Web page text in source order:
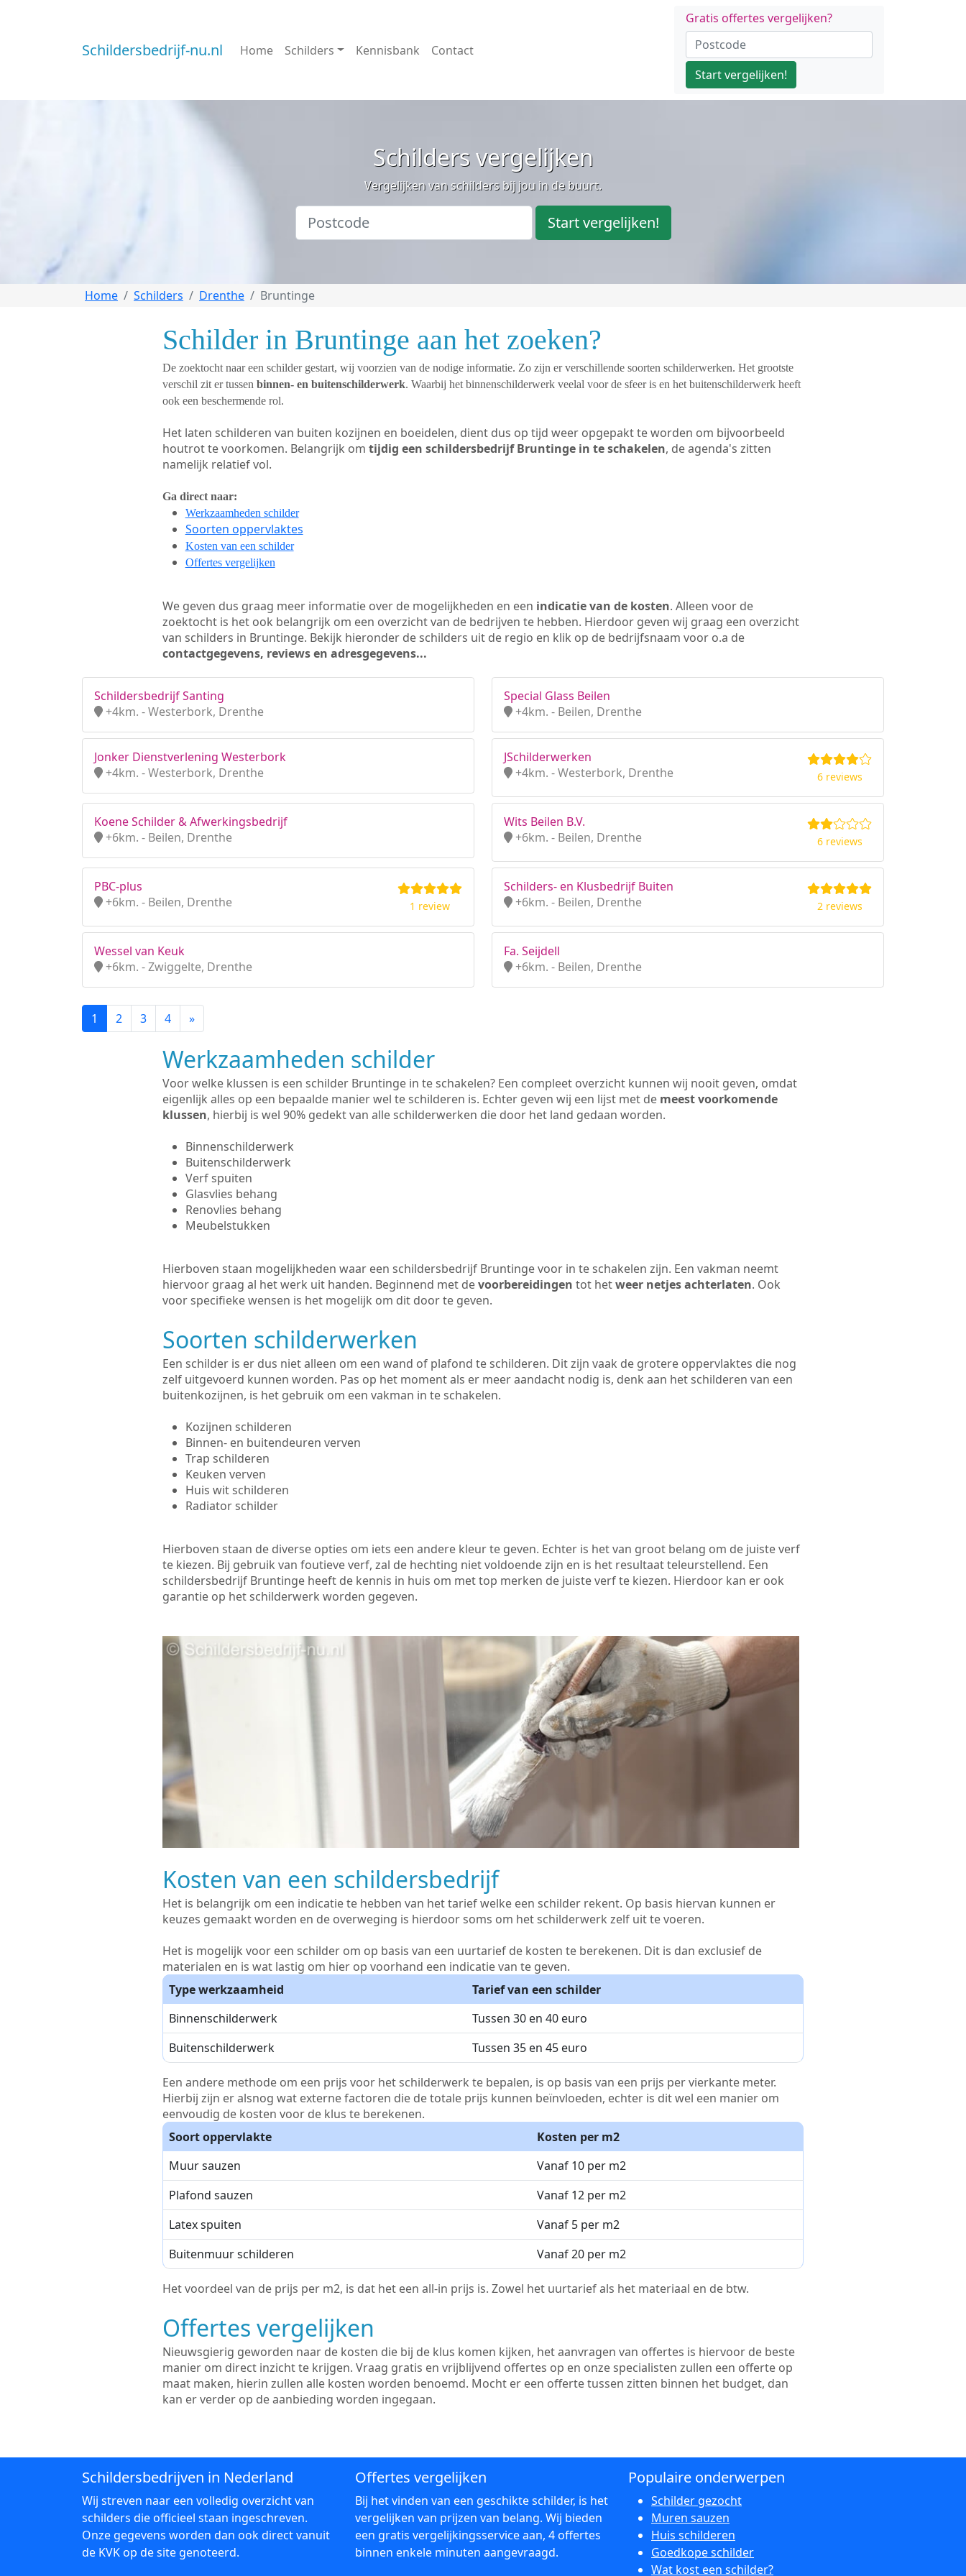
Schildersbedrijf-nu.nl Home Schilders Kennisbank Contact
Gratis offertes vergelijken?
Start vergelijken!
Schilders vergelijken
Vergelijken van schilders bij jou in de buurt.
Start vergelijken!
Home Schilders Drenthe Bruntinge
Schilder in Bruntinge aan het zoeken?
De zoektocht naar een schilder gestart, wij voorzien van de nodige informatie. Zo zijn er verschillende soorten schilderwerken. Het grootste
verschil zit er tussen binnen- en buitenschilderwerk. Waarbij het binnenschilderwerk veelal voor de sfeer is en het buitenschilderwerk heeft
ook een beschermende rol.
Het laten schilderen van buiten kozijnen en boeidelen, dient dus op tijd weer opgepakt te worden om bijvoorbeeld
houtrot te voorkomen. Belangrijk om tijdig een schildersbedrijf Bruntinge in te schakelen, de agenda's zitten
namelijk relatief vol.
Ga direct naar:
Werkzaamheden schilder
Soorten oppervlaktes
Kosten van een schilder
Offertes vergelijken
We geven dus graag meer informatie over de mogelijkheden en een indicatie van de kosten. Alleen voor de
zoektocht is het ook belangrijk om een overzicht van de bedrijven te hebben. Hierdoor geven wij graag een overzicht
van schilders in Bruntinge. Bekijk hieronder de schilders uit de regio en klik op de bedrijfsnaam voor o.a de
contactgegevens, reviews en adresgegevens...
Schildersbedrijf Santing
+4km. - Westerbork, Drenthe
Special Glass Beilen
+4km. - Beilen, Drenthe
Jonker Dienstverlening Westerbork
+4km. - Westerbork, Drenthe
JSchilderwerken
+4km. - Westerbork, Drenthe
6 reviews
Koene Schilder & Afwerkingsbedrijf
+6km. - Beilen, Drenthe
Wits Beilen B.V.
+6km. - Beilen, Drenthe
6 reviews
PBC-plus
+6km. - Beilen, Drenthe
1 review
Schilders- en Klusbedrijf Buiten
+6km. - Beilen, Drenthe
2 reviews
Wessel van Keuk
+6km. - Zwiggelte, Drenthe
Fa. Seijdell
+6km. - Beilen, Drenthe
1 2 3 4 »
Werkzaamheden schilder
Voor welke klussen is een schilder Bruntinge in te schakelen? Een compleet overzicht kunnen wij nooit geven, omdat
eigenlijk alles op een bepaalde manier wel te schilderen is. Echter geven wij een lijst met de meest voorkomende
klussen, hierbij is wel 90% gedekt van alle schilderwerken die door het land gedaan worden.
Binnenschilderwerk
Buitenschilderwerk
Verf spuiten
Glasvlies behang
Renovlies behang
Meubelstukken
Hierboven staan mogelijkheden waar een schildersbedrijf Bruntinge voor in te schakelen zijn. Een vakman neemt
hiervoor graag al het werk uit handen. Beginnend met devoorbereidingen tot hetweer netjes achterlaten. Ook
voor specifieke wensen is het mogelijk om dit door te geven.
Soorten schilderwerken
Een schilder is er dus niet alleen om een wand of plafond te schilderen. Dit zijn vaak de grotere oppervlaktes die nog
zelf uitgevoerd kunnen worden. Pas op het moment als er meer aandacht nodig is, denk aan het schilderen van een
buitenkozijnen, is het gebruik om een vakman in te schakelen.
Kozijnen schilderen
Binnen- en buitendeuren verven
Trap schilderen
Keuken verven
Huis wit schilderen
Radiator schilder
Hierboven staan de diverse opties om iets een andere kleur te geven. Echter is het van groot belang om de juiste verf
te kiezen. Bij gebruik van foutieve verf, zal de hechting niet voldoende zijn en is het resultaat teleurstellend. Een
schildersbedrijf Bruntinge heeft de kennis in huis om met top merken de juiste verf te kiezen. Hierdoor kan er ook
garantie op het schilderwerk worden gegeven.
Kosten van een schildersbedrijf
Het is belangrijk om een indicatie te hebben van het tarief welke een schilder rekent. Op basis hiervan kunnen er
keuzes gemaakt worden en de overweging is hierdoor soms om het schilderwerk zelf uit te voeren.
Het is mogelijk voor een schilder om op basis van een uurtarief de kosten te berekenen. Dit is dan exclusief de
materialen en is wat lastig om hier op voorhand een indicatie van te geven.
Type werkzaamheid
Tarief van een schilder
Binnenschilderwerk
Tussen 30 en 40 euro
Buitenschilderwerk
Tussen 35 en 45 euro
Een andere methode om een prijs voor het schilderwerk te bepalen, is op basis van een prijs per vierkante meter.
Hierbij zijn er alsnog wat externe factoren die de totale prijs kunnen beïnvloeden, echter is dit wel een manier om
eenvoudig de kosten voor de klus te berekenen.
Soort oppervlakte
Kosten per m2
Muur sauzen
Vanaf 10 per m2
Plafond sauzen
Vanaf 12 per m2
Latex spuiten
Vanaf 5 per m2
Buitenmuur schilderen
Vanaf 20 per m2
Het voordeel van de prijs per m2, is dat het een all-in prijs is. Zowel het uurtarief als het materiaal en de btw.
Offertes vergelijken
Nieuwsgierig geworden naar de kosten die bij de klus komen kijken, het aanvragen van offertes is hiervoor de beste
manier om direct inzicht te krijgen. Vraag gratis en vrijblijvend offertes op en onze specialisten zullen een offerte op
maat maken, hierin zullen alle kosten worden benoemd. Mocht er een offerte tussen zitten binnen het budget, dan
kan er verder op de aanbieding worden ingegaan.
Schildersbedrijven in Nederland
Wij streven naar een volledig overzicht van
schilders die officieel staan ingeschreven.
Onze gegevens worden dan ook direct vanuit
de KVK op de site genoteerd.
Offertes vergelijken
Bij het vinden van een geschikte schilder, is het
vergelijken van prijzen van belang. Wij bieden
een gratis vergelijkingsservice aan, 4 offertes
binnen enkele minuten aangevraagd.
Populaire onderwerpen
Schilder gezocht
Muren sauzen
Huis schilderen
Goedkope schilder
Wat kost een schilder?